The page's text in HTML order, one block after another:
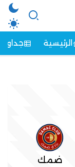
الرئيسية جداول
ضمك